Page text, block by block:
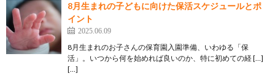
8月生まれの子どもに向けた保活スケジュールとポ
イント
2025.06.09
8月生まれのお子さんの保育園入園準備、いわゆる「保
活」。いつから何を始めれば良いのか、特に初めての経 […]
[…]